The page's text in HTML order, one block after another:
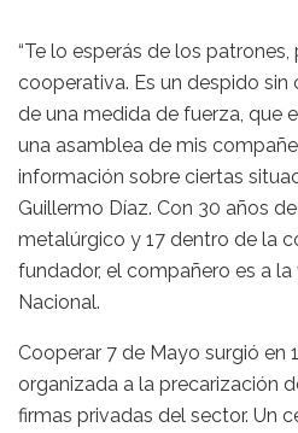
“Te lo esperás de los
cooperativa. Es un despido sin
de una medida de fuerza, que
una asamblea de mis
información sobre ciertas
Guillermo Díaz. Con 30 años
metalúrgico y 17 dentro de la
fundador, el compañero es a
Nacional.
Cooperar 7 de Mayo surgió en
organizada a la precarización
firmas privadas del sector. Un